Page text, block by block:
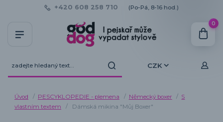
CZK
+420 608 258 710 (Po-Pá, 8-16 hod.)
0
Úvod PESCYKLOPEDIE - plemena Německý boxer
S
vlastním textem
Dámská mikina "Můj Boxer"